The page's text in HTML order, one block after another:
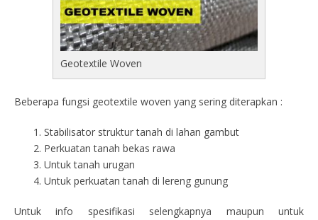
Geotextile Woven
Beberapa fungsi geotextile woven yang sering diterapkan :
Stabilisator struktur tanah di lahan gambut
Perkuatan tanah bekas rawa
Untuk tanah urugan
Untuk perkuatan tanah di lereng gunung
Untuk info spesifikasi selengkapnya maupun untuk